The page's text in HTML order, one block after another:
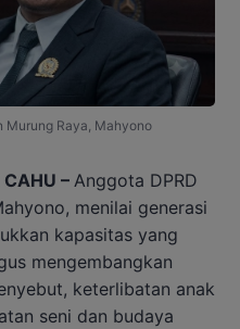
Murung Raya, Mahyono
– Anggota DPRD
menilai generasi
kapasitas yang
mengembangkan
keterlibatan anak
seni dan budaya